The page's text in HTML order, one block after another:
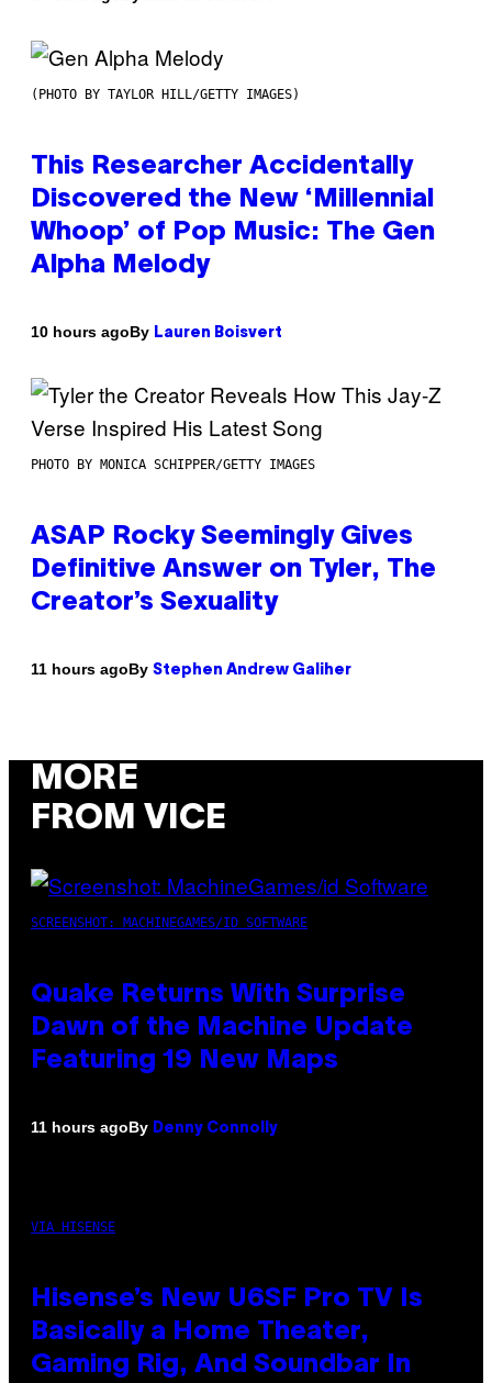
(PHOTO BY TAYLOR HILL/GETTY IMAGES)
This Researcher Accidentally
Discovered the New ‘Millennial
Whoop’ of Pop Music: The Gen
Alpha Melody
10 hours agoBy Lauren Boisvert
PHOTO BY MONICA SCHIPPER/GETTY IMAGES
ASAP Rocky Seemingly Gives
Definitive Answer on Tyler, The
Creator’s Sexuality
11 hours agoBy Stephen Andrew Galiher
MORE
FROM VICE
SCREENSHOT: MACHINEGAMES/ID SOFTWARE
Quake Returns With Surprise
Dawn of the Machine Update
Featuring 19 New Maps
11 hours agoBy Denny Connolly
VIA HISENSE
Hisense’s New U6SF Pro TV Is
Basically a Home Theater,
Gaming Rig, And Soundbar In